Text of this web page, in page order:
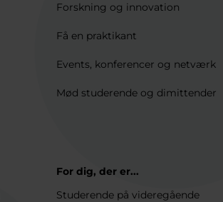
Forskning og innovation
Få en praktikant
Events, konferencer og netværk
Mød studerende og dimittender
For dig, der er...
Studerende på videregående